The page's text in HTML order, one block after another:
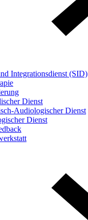
Integrationsdienst (SID)
Dienst
Audiologischer Dienst
Dienst